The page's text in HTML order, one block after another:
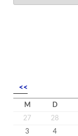
<<
M D
27
28
3
4